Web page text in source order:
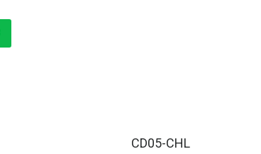
CD05-CHL